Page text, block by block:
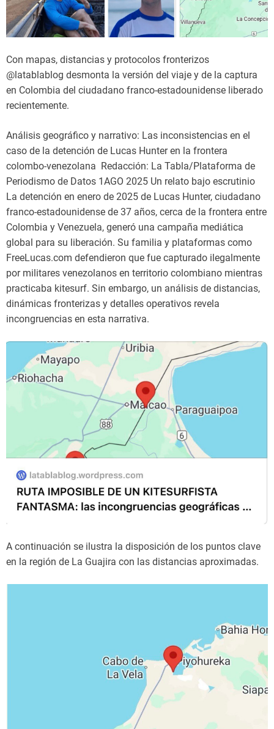
Con mapas, distancias y protocolos fronterizos
@latablablog desmonta la versión del viaje y de la captura
en Colombia del ciudadano franco-estadounidense liberado
recientemente.
Análisis geográfico y narrativo: Las inconsistencias en el
caso de la detención de Lucas Hunter en la frontera
colombo-venezolana Redacción: La Tabla/Plataforma de
Periodismo de Datos 1AGO 2025 Un relato bajo escrutinio
La detención en enero de 2025 de Lucas Hunter, ciudadano
franco-estadounidense de 37 años, cerca de la frontera entre
Colombia y Venezuela, generó una campaña mediática
global para su liberación. Su familia y plataformas como
FreeLucas.com defendieron que fue capturado ilegalmente
por militares venezolanos en territorio colombiano mientras
practicaba kitesurf. Sin embargo, un análisis de distancias,
dinámicas fronterizas y detalles operativos revela
incongruencias en esta narrativa.
A continuación se ilustra la disposición de los puntos clave
en la región de La Guajira con las distancias aproximadas.